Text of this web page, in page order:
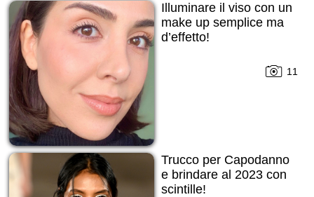
Illuminare il viso con un
make up semplice ma
d’effetto!
11
Trucco per Capodanno
е brindare al 2023 con
scintille!